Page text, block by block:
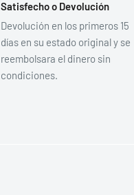
Satisfecho o Devolución
Devolución en los primeros 15
días en su estado original y se
reembolsara el dinero sin
condiciones.